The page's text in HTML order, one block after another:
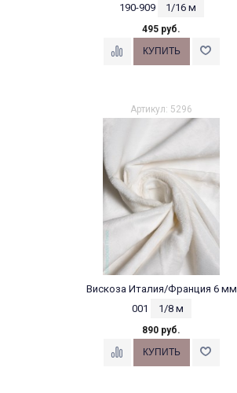
190-909
1/16 м
495 руб.
Артикул: 5296
Вискоза Италия/Франция 6 мм
001
1/8 м
890 руб.